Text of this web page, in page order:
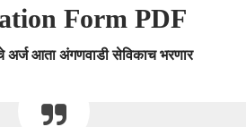
Form PDF
अर्ज आता अंगणवाडी सेविकाच भरणार